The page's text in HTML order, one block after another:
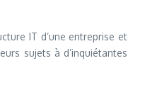
IT d’une entreprise et
sujets à d’inquiétantes